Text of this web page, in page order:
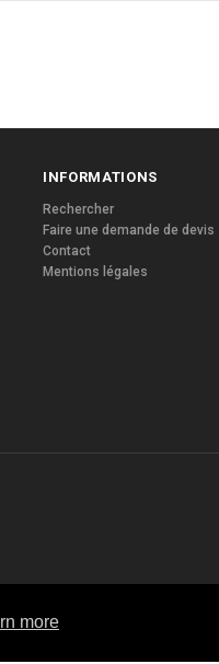
more
INFORMATIONS
Rechercher
Faire une demande de devis
Contact
Mentions légales